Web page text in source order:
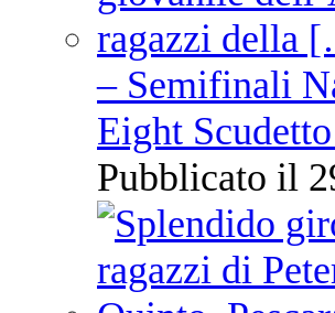
– Semifinali
Eight
Pubblicato il